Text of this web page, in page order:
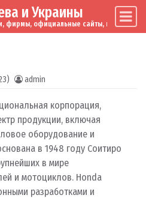
и Украины
фирмы, официальные сайты, мировые
admin
корпорация,
продукции, включая
оборудование и
в 1948 году Соитиро
в мире
и мотоциклов. Honda
разработками и